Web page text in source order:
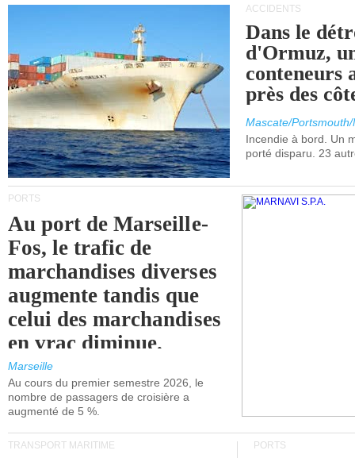
ACCIDENTS
Dans le
d'Ormuz,
conteneurs
près des
Mascate/
Incendie à bord. Un
porté disparu. 23
PORTS
Au port de Marseille-
Fos, le trafic de
marchandises diverses
augmente tandis que
celui des marchandises
en vrac diminue.
Marseille
Au cours du premier semestre 2026, le
nombre de passagers de croisière a
augmenté de 5 %.
TRANSPORT MARITIME PORTS